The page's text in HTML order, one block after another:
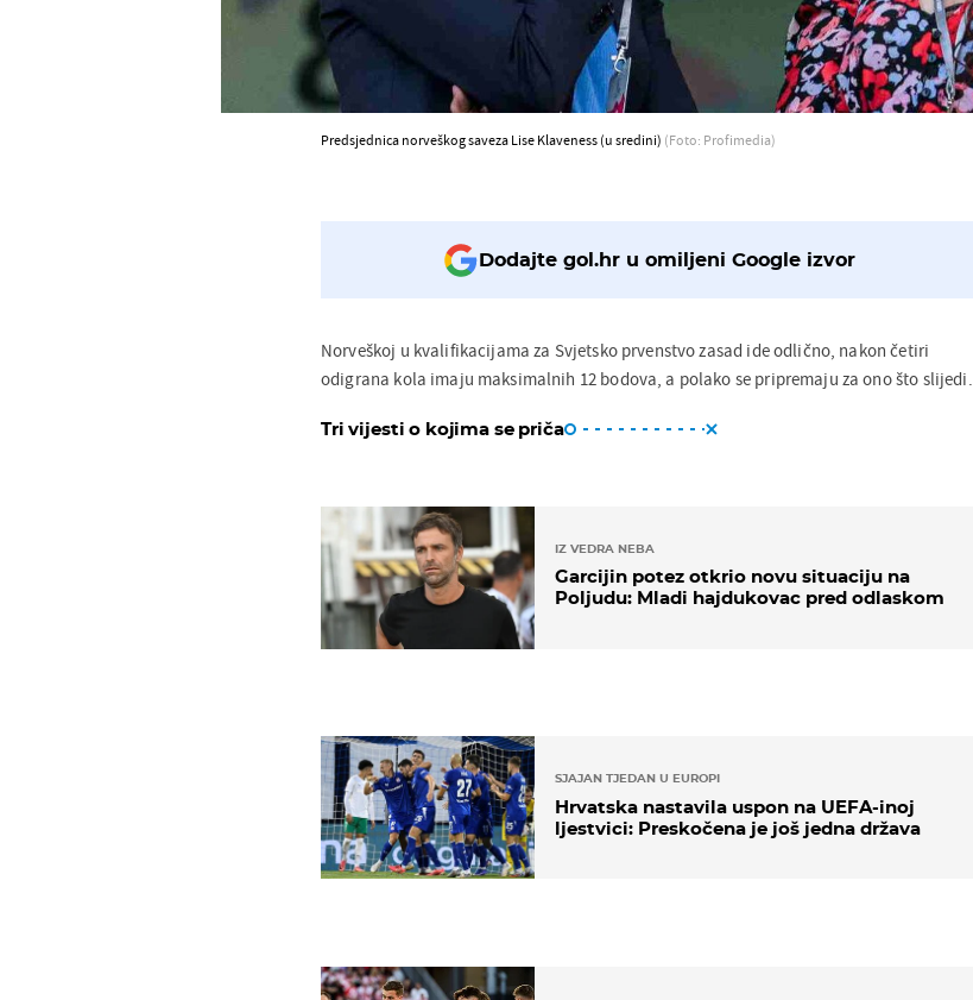
Predsjednica norveškog saveza Lise Klaveness (u sredini) (Foto: Profimedia)
Dodajte gol.hr u omiljeni Google izvor
Norveškoj u kvalifikacijama za Svjetsko prvenstvo zasad ide odlično, nakon četiri
odigrana kola imaju maksimalnih 12 bodova, a polako se pripremaju za ono što slijedi.
Tri vijesti o kojima se priča
IZ VEDRA NEBA
Garcijin potez otkrio novu situaciju na
Poljudu: Mladi hajdukovac pred odlaskom
SJAJAN TJEDAN U EUROPI
Hrvatska nastavila uspon na UEFA-inoj
ljestvici: Preskočena je još jedna država